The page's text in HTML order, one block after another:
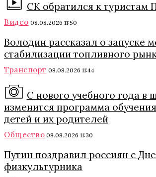
СК обратился к туристам
Видео 08.08.2026 11:50
Володин рассказал о запуске
стабилизации топливного
Транспорт 08.08.2026 11:44
С нового учебного года в
изменится программа
детей и их родителей
Общество 08.08.2026 11:30
Путин поздравил россиян с
физкультурника